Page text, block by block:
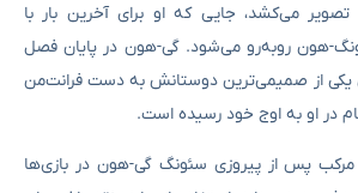
می‌کشد، جایی که او برای آخرین بار با
هون روبه‌رو می‌شود. گی-هون در پایان فصل
از صمیمی‌ترین دوستانش به دست فرانت‌من
در او به اوج خود رسیده است.
پس از پیروزی سئونگ گی-هون در بازی‌ها